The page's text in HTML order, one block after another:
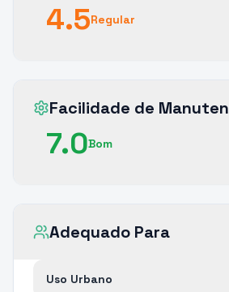
4.5Regular
Facilidade de
7.0Bom
Adequado Para
Uso Urbano